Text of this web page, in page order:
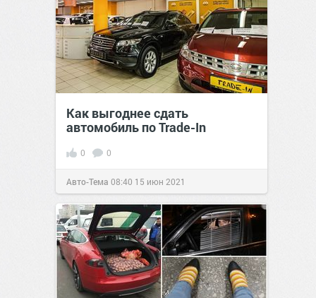
Как выгоднее сдать
автомобиль по Trade-In
0 0
Авто-Тема 08:40 15 июн 2021